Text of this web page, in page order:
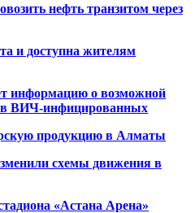
нефть транзитом через
и доступна жителям
информацию о возможной
ВИЧ-инфицированных
продукцию в Алматы
схемы движения в
«Астана Арена»